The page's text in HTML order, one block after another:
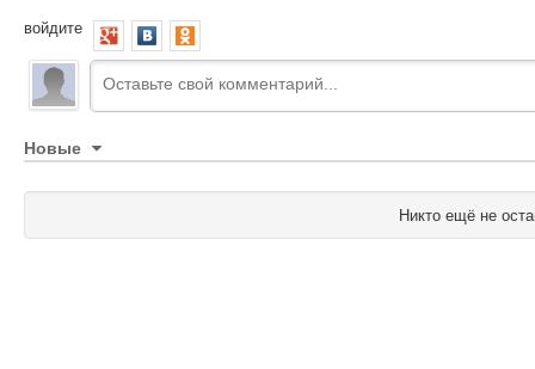
войдите
Новые
Никто ещё не